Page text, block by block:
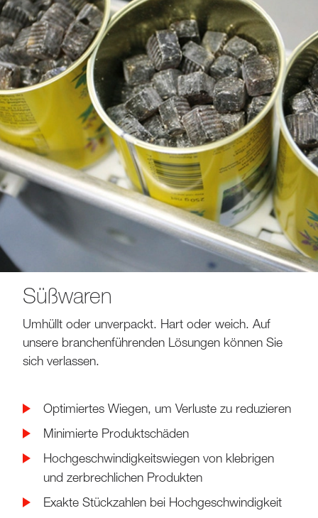
Süßwaren
Umhüllt oder unverpackt. Hart oder weich. Auf
unsere branchenführenden Lösungen können Sie
sich verlassen.
Optimiertes Wiegen, um Verluste zu reduzieren
Minimierte Produktschäden
Hochgeschwindigkeitswiegen von klebrigen
und zerbrechlichen Produkten
Exakte Stückzahlen bei Hochgeschwindigkeit